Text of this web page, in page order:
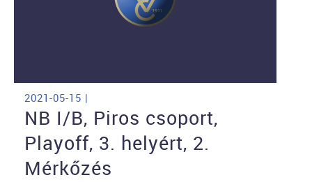
2021-05-15 |
NB I/B, Piros csoport,
Playoff, 3. helyért, 2.
Mérkőzés